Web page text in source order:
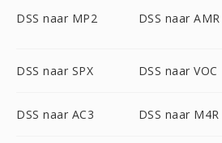
DSS naar MP2 DSS naar AMR
DSS naar SPX DSS naar VOC
DSS naar AC3 DSS naar M4R